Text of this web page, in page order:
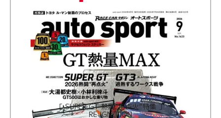
［ SUPER GT 熱闘“再点火”特集 ］
RE:IGNITION